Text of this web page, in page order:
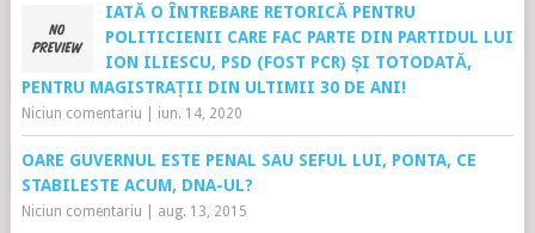
IATĂ O ÎNTREBARE RETORICĂ PENTRU
POLITICIENII CARE FAC PARTE DIN PARTIDUL LUI
ION ILIESCU, PSD (FOST PCR) ȘI TOTODATĂ,
PENTRU MAGISTRAȚII DIN ULTIMII 30 DE ANI!
Niciun comentariu iun. 14, 2020
OARE GUVERNUL ESTE PENAL SAU SEFUL LUI, PONTA, CE
STABILESTE ACUM, DNA-UL?
Niciun comentariu aug. 13, 2015